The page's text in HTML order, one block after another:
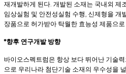
재개발하게 된다. 개발된 소재는 국내외 제
임상실험 및 안전성실험 수행, 신제형을 개
장품으로 허가받아 탁월한 효능성 제품으
*향후 연구개발 방향
바이오스펙트럼은 항상 보다 뛰어난 기술
으로 우리나라 첨단기술 소재의 우수성을